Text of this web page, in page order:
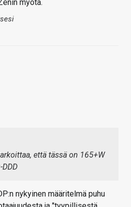
myötä.
että tässä on 165+W
nykyinen määritelmä puhu